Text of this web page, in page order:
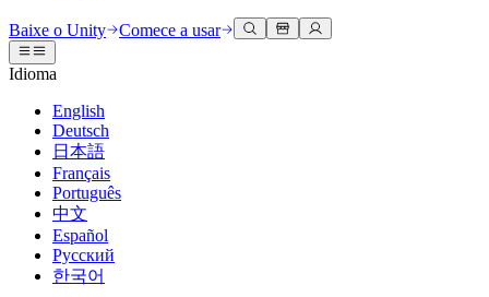
Engine do Unity
Crie jogos 2D e 3D para qualquer plataforma
Colaboração
Colabore e itere rapidamente com sua equipe
Baixe o Unity
Planos e preços
Implante
Multiplataforma
Colaboração 3D
Construa e revise projetos 3D em tempo real
Treinamento imersivo
Treine em ambientes imersivos
Experiências do cliente
Crie experiências interativas em 3D
Setores
Manufatura
Documentação
Ferramentas de desenvolvedor
Versões de lançamento e rastreador de problemas
Roteiro
Revisar recursos futuros
Glossário
Discussões
Eventos
Eventos globais e locais
Histórias da comunidade
Made with Unity
Mostrando criadores do Unity
Unity Learn
Domine habilidades do Unity gratuitamente
Treinamento profissional
Aprimore sua equipe com treinadores do Unity
É iniciante no Unity?
Conceitos básicos
Inicie seu aprendizado
Caminhos Essenciais do Unity
Obter ajuda
Ajudando você a ter sucesso com Unity
Planos de sucesso
Alcance seus objetivos mais rápido com suporte especializado
Perguntas frequentes
Respostas para perguntas comuns
Entre em contato conosco
Conecte-se com nossa equipe
Baixe o Unity Comece a usar
Idioma
English
Deutsch
日本語
Français
Português
中文
Español
Русский
한국어